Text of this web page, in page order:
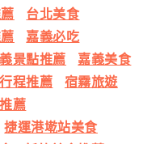
台北美食
嘉義必吃
景點推薦
嘉義美食
程推薦
宿霧旅遊
薦
捷運港墘站美食